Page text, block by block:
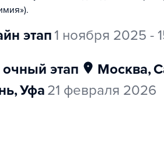
этап 1 ноября 2025 -
этап
Москва,
, Уфа 21 февраля 2026